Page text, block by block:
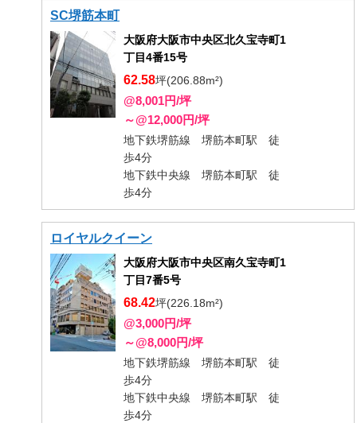
SC堺筋本町
大阪府大阪市中央区北久宝寺町1
丁目4番15号
62.58坪(206.88m²)
@8,001円/坪
～@12,000円/坪
地下鉄堺筋線 堺筋本町駅 徒
歩4分
地下鉄中央線 堺筋本町駅 徒
歩4分
ロイヤルクイーン
大阪府大阪市中央区南久宝寺町1
丁目7番5号
68.42坪(226.18m²)
@3,000円/坪
～@8,000円/坪
地下鉄堺筋線 堺筋本町駅 徒
歩4分
地下鉄中央線 堺筋本町駅 徒
歩4分